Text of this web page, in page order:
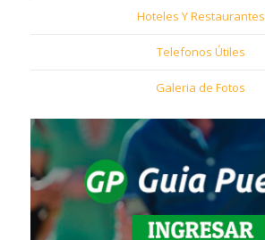
Hoteles Y Restaurantes
Telefonos Útiles
Galeria de Fotos